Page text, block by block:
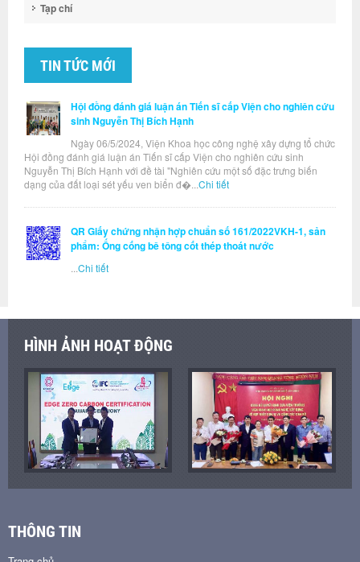
Tạp chí
TIN TỨC MỚI
Hội đồng đánh giá luận án Tiến sĩ cấp Viện cho nghiên cứu
sinh Nguyễn Thị Bích Hạnh
Ngày 06/5/2024, Viện Khoa học công nghệ xây dựng tổ chức
Hội đồng đánh giá luận án Tiến sĩ cấp Viện cho nghiên cứu sinh
Nguyễn Thị Bích Hạnh với đề tài "Nghiên cứu một số đặc trưng biến
dạng của đất loại sét yếu ven biển đ�... Chi tiết
QR Giấy chứng nhận hợp chuẩn số 161/2022VKH-1, sản
phẩm: Ống cống bê tông cốt thép thoát nước
Chi tiết
HÌNH ẢNH HOẠT ĐỘNG
THÔNG TIN